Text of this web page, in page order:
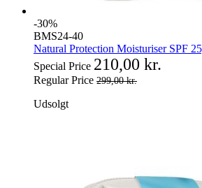
-30%
BMS24-40
Natural Protection Moisturiser SPF
Special Price 210,00 kr.
Regular Price 299,00 kr.
Udsolgt